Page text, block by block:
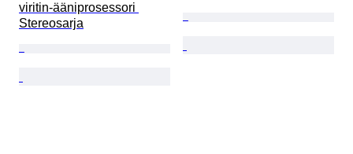
viritin-ääniprosessori
Stereosarja